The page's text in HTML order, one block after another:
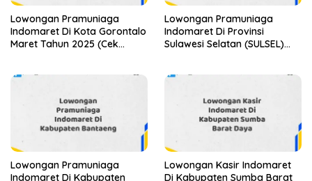
Lowongan Pramuniaga
Indomaret Di Kota Gorontalo
Maret Tahun 2025 (Cek
Lowongan Pramuniaga
Indomaret Di Provinsi
Sulawesi Selatan (SULSEL)
Lowongan Pramuniaga
Indomaret Di Kabupaten
Lowongan Kasir Indomaret
Di Kabupaten Sumba Barat